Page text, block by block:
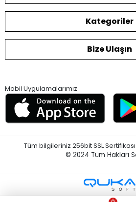
Kategoriler
Bize Ulaşın
Mobil Uygulamalarımız
Tüm bilgileriniz 256bit SSL
© 2024 Tüm Hakları